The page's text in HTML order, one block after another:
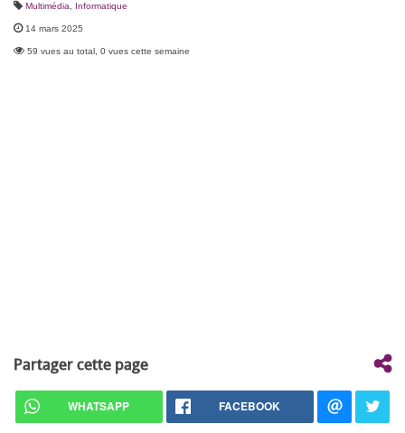
Multimédia Informatique
14 mars 2025
59 vues au total, 0 vues cette semaine
Partager cette page
WHATSAPP FACEBOOK